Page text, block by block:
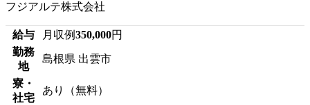
フジアルテ株式会社
給与 月収例350,000円
勤務
地
島根県 出雲市
寮・
社宅
あり（無料）